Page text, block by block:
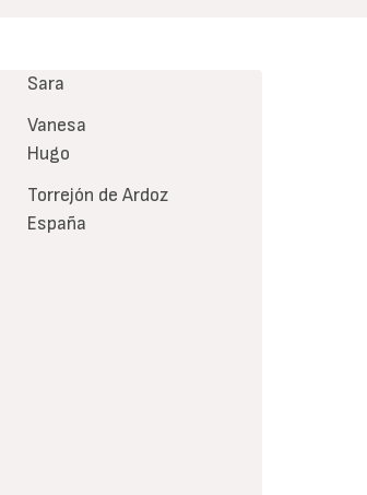
Sara
Vanesa
Hugo
Torrejón de Ardoz
España